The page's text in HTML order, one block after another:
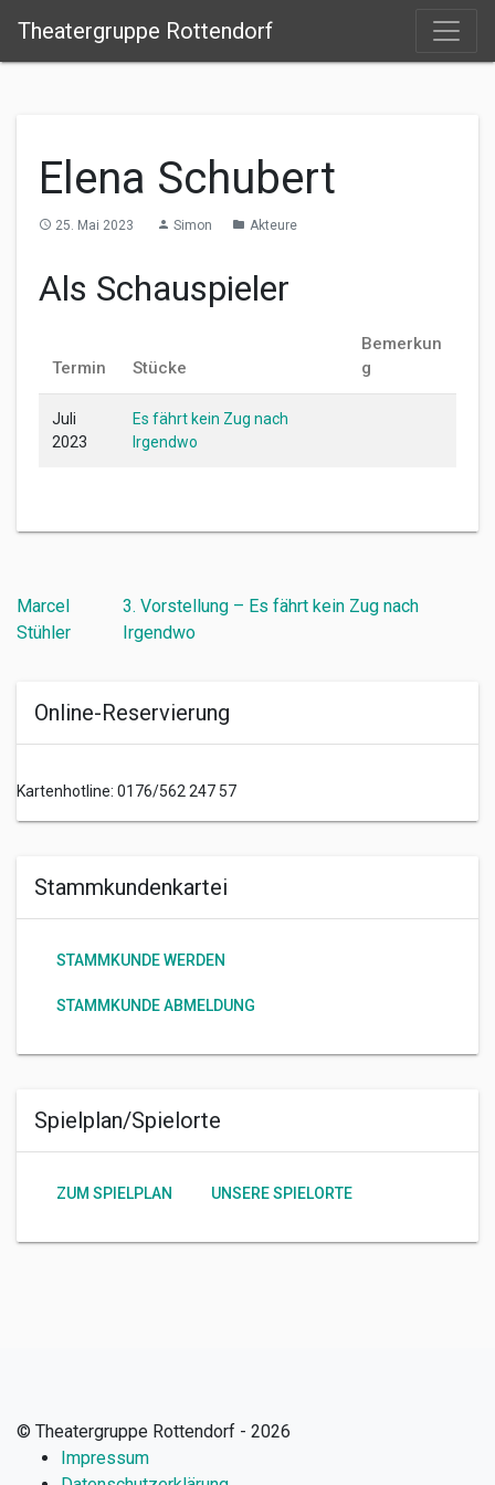
Theatergruppe Rottendorf
Elena Schubert
access_time 25. Mai 2023 person Simon folder Akteure
Als Schauspieler
Termin Stücke
Bemerkun
g
Juli
2023
Es fährt kein Zug nach
Irgendwo
Beitragsnavigation
Marcel
Stühler
3. Vorstellung – Es fährt kein Zug nach
Irgendwo
Online-Reservierung
Kartenhotline: 0176/562 247 57
Stammkundenkartei
STAMMKUNDE WERDEN
STAMMKUNDE ABMELDUNG
Spielplan/Spielorte
ZUM SPIELPLAN UNSERE SPIELORTE
© Theatergruppe Rottendorf - 2026
Impressum